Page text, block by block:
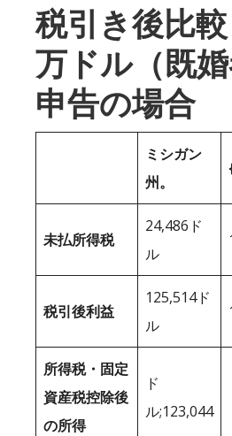
税引き後比
万ドル（既
申告の場合
ミシガン
州。
未払所得税
24,486ド
ル
税引後利益
125,514ド
ル
所得税・固定
資産税控除後
の所得
ド
ル;123,044